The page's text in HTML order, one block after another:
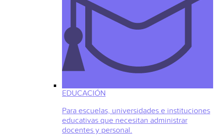
EDUCACIÓN
Para escuelas, universidades e instituciones
educativas que necesitan administrar
docentes y personal.